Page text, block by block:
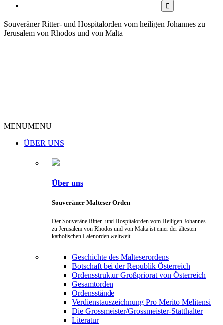
Souveräner Ritter- und Hospitalorden vom heiligen Johannes zu
Jerusalem von Rhodos und von Malta
MENUMENU
ÜBER UNS
Über uns
Souveräner Malteser Orden
Der Souveräne Ritter- und Hospitalorden vom Heiligen Johannes
zu Jerusalem von Rhodos und von Malta ist einer der ältesten
katholischen Laienorden weltweit.
Geschichte des Malteserordens
Botschaft bei der Republik Österreich
Ordensstruktur Großpriorat von Österreich
Gesamtorden
Ordensstände
Verdienstauszeichnung Pro Merito Melitensi
Die Grossmeister/Grossmeister-Statthalter
Literatur